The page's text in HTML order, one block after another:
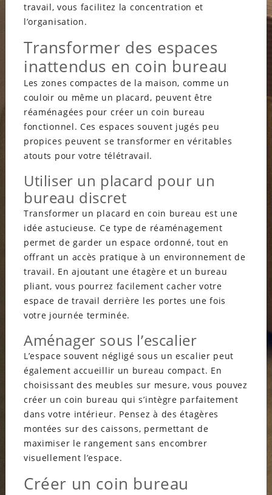
travail, vous facilitez la concentration et
l’organisation.
Transformer des espaces
inattendus en coin bureau
Les zones compactes de la maison, comme un
couloir ou même un placard, peuvent être
réaménagées pour créer un coin bureau
fonctionnel. Ces espaces souvent jugés peu
propices peuvent se transformer en véritables
atouts pour votre télétravail.
Utiliser un placard pour un
bureau discret
Transformer un placard en coin bureau est une
idée astucieuse. Ce type de réaménagement
permet de garder un espace ordonné, tout en
offrant un accès pratique à un environnement de
travail. En ajoutant une étagère et un bureau
pliant, vous pourrez facilement cacher votre
espace de travail derrière les portes une fois
votre journée terminée.
Aménager sous l’escalier
L’espace souvent négligé sous un escalier peut
également accueillir un bureau compact. En
choisissant des meubles sur mesure, vous pouvez
créer un coin bureau qui s’intègre parfaitement
dans votre intérieur. Pensez à des étagères
montées sur des caissons, permettant de
maximiser le rangement sans encombrer
visuellement l’espace.
Créer un coin bureau